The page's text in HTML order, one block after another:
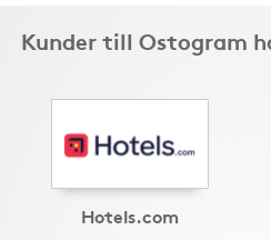
Kunder till Ostogram
Hotels.com